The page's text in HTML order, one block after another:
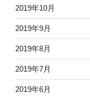
2019年10月
2019年9月
2019年8月
2019年7月
2019年6月